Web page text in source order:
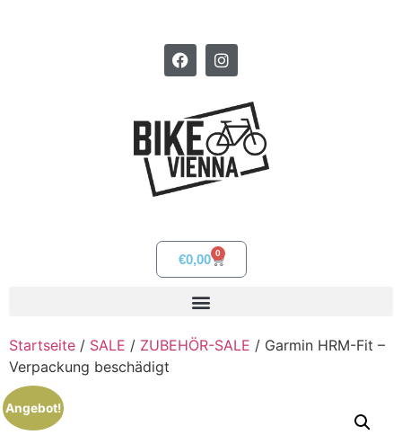
€0,00 0
Startseite / SALE / ZUBEHÖR-SALE / Garmin HRM-Fit –
Verpackung beschädigt
Angebot!